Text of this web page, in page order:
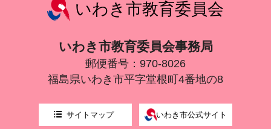
いわき市教育委員会
いわき市教育委員会事務局
郵便番号：970-8026
福島県いわき市平字堂根町4番地の8
サイトマップ いわき市公式サイト